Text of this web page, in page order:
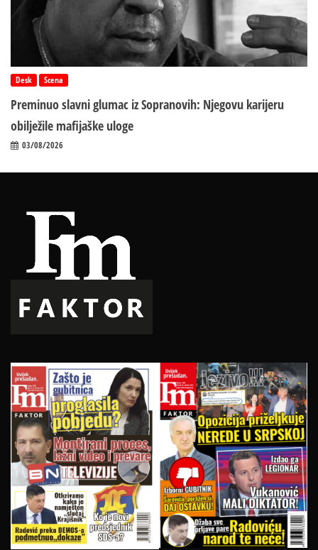
Desk Scena
Preminuo slavni glumac iz Sopranovih: Njegovu karijeru
obilježile mafijaške uloge
03/08/2026